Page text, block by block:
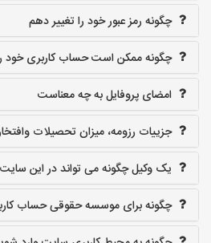
چگونه رمز عبور خود را تغییر دهم
چگونه ممکن است حساب کاربری خود
امضای پروفایل به چه معناست
جزییات رزومه، میزان تحصیلات
یک وکیل چگونه می تواند در این
چگونه برای موسسه حقوقی حساب